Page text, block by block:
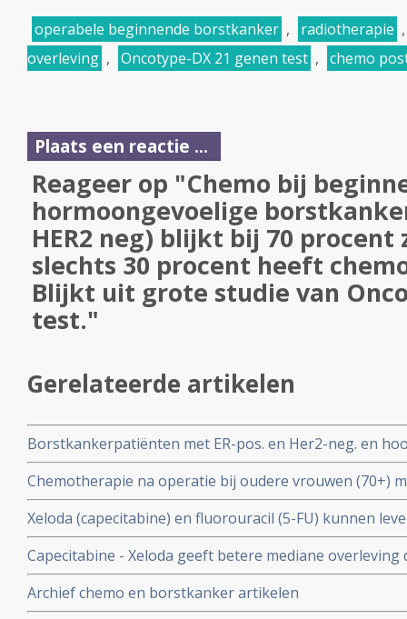
operabele beginnende borstkanker , radiotherapie
overleving , Oncotype-DX 21 genen test , chemo
Plaats een reactie ...
Reageer op "Chemo bij
hormoongevoelige
HER2 neg) blijkt bij 70 procent
slechts 30 procent heeft
Blijkt uit grote studie van
test."
Gerelateerde artikelen
Borstkankerpatiënten met ER-pos. en Her2-neg. en
met lage kans op een recidief op basis van genentest
Overleving blijft gelijk
Chemotherapie na operatie bij oudere vrouwen (70+)
negatieve borstkanker hebben betere
patienten die geen chemotherapie hadden gehad.
Xeloda (capecitabine) en fluorouracil (5-FU) kunnen
veroorzaken bij kankerpatienten met een DPD-
genmutaties vooraf aan behandelingen. copy 1
Capecitabine - Xeloda geeft betere mediane
hormoonresistente uitgezaaide borstkanker type
Archief chemo en borstkanker artikelen